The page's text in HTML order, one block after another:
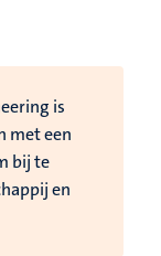
is
met een
bij te
en